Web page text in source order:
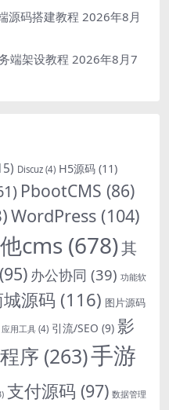
源码搭建教程 2026年8月
端架设教程 2026年8月7
Discuz (4) H5源码 (11)
PbootCMS (86)
WordPress (104)
cms (678)其
(95) 办公协同 (39) 功能软
源码 (116) 图片源码
应用工具 (4) 引流/SEO (9) 影
序 (263)手游
支付源码 (97) 数据管理